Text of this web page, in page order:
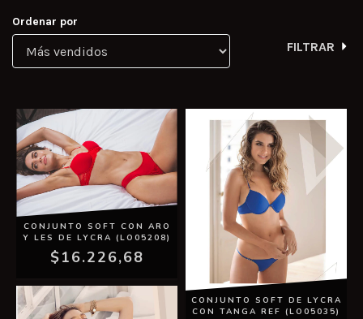
Ordenar por
FILTRAR
CONJUNTO SOFT CON ARO
Y LES DE LYCRA (LO05208)
$16.226,68
CONJUNTO SOFT DE LYCRA
CON TANGA REF (LO05035)